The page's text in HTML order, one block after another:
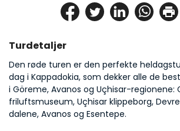
Turdetaljer
Den røde turen er den perfekte
dag i Kappadokia, som dekker alle de
i Göreme, Avanos og Uçhisar-regionene:
friluftsmuseum, Uçhisar klippeborg,
dalene, Avanos og Esentepe.